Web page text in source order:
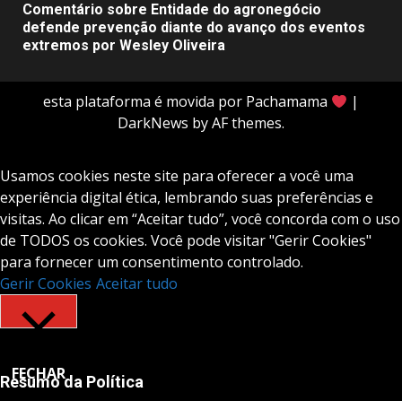
Comentário sobre Entidade do agronegócio
defende prevenção diante do avanço dos eventos
extremos por Wesley Oliveira
esta plataforma é movida por Pachamama
|
DarkNews by AF themes.
Usamos cookies neste site para oferecer a você uma
experiência digital ética, lembrando suas preferências e
visitas. Ao clicar em “Aceitar tudo”, você concorda com o uso
de TODOS os cookies. Você pode visitar "Gerir Cookies"
para fornecer um consentimento controlado.
Gerir Cookies Aceitar tudo
FECHAR
Resumo da Política